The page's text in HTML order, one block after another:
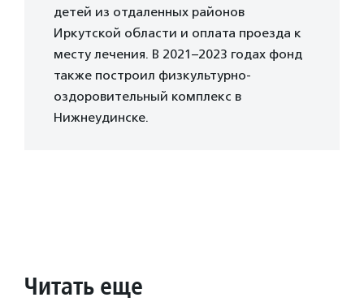
детей из отдаленных районов
Иркутской области и оплата проезда к
месту лечения. В 2021–2023 годах фонд
также построил физкультурно-
оздоровительный комплекс в
Нижнеудинске.
Читать еще